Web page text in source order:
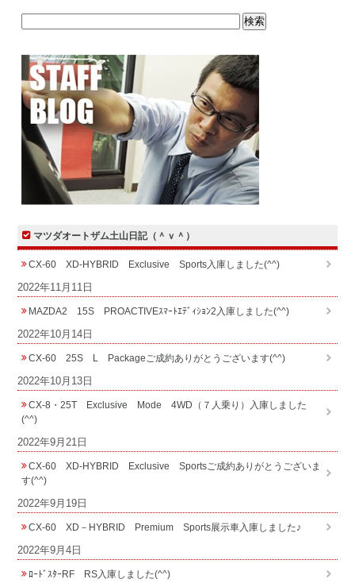
マツダオートザム土山日記（＾ｖ＾）
CX-60 XD-HYBRID Exclusive Sports入庫しました(^^)
2022年11月11日
MAZDA2 15S PROACTIVEｽﾏｰﾄｴﾃﾞｨｼｮﾝ2入庫しました(^^)
2022年10月14日
CX-60 25S L Packageご成約ありがとうございます(^^)
2022年10月13日
CX-8・25T Exclusive Mode 4WD（７人乗り）入庫しました
(^^)
2022年9月21日
CX-60 XD-HYBRID Exclusive Sportsご成約ありがとうございま
す(^^)
2022年9月19日
CX-60 XD－HYBRID Premium Sports展示車入庫しました♪
2022年9月4日
ﾛｰﾄﾞｽﾀｰRF RS入庫しました(^^)